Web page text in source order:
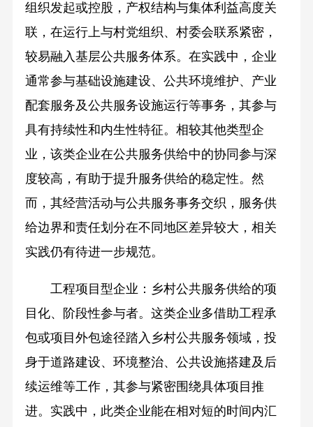
组织发起或控股，产权结构与集体利益高度关
联，在运行上与村党组织、村委会联系紧密，
较易融入基层公共服务体系。在实践中，企业
通常参与基础设施建设、公共环境维护、产业
配套服务及公共服务设施运行等事务，其参与
具有持续性和内生性特征。相较其他类型企
业，该类企业在公共服务供给中的协同参与深
度较高，有助于提升服务供给的稳定性。然
而，其经营活动与公共服务事务交织，服务供
给边界和责任划分在不同地区差异较大，相关
实践仍有待进一步规范。
工程项目型企业：乡村公共服务供给的项
目化、阶段性参与者。这类企业多借助工程承
包或项目外包途径踏入乡村公共服务领域，投
身于道路建设、环境整治、公共设施搭建及后
续运维等工作，其参与紧密围绕具体项目推
进。实践中，此类企业能在相对短的时间内汇